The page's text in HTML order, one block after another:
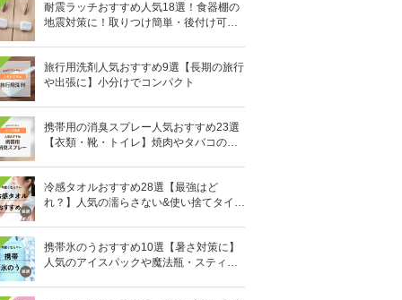
耐震ラッチおすすめ人気18選！食器棚の
地震対策に！取りつけ簡単・後付け可能
旅行用洗剤人気おすすめ9選【長期の旅行
や出張に】小分けでコンパクト
携帯用の消臭スプレー人気おすすめ23選
【衣類・靴・トイレ】焼肉やタバコのニ
冷感タオルおすすめ28選【最強はど
れ？】人気の濡らさない&使い捨てタイプ
携帯氷のうおすすめ10選【暑さ対策に】
人気のアイスパックや魔法瓶・スティッ